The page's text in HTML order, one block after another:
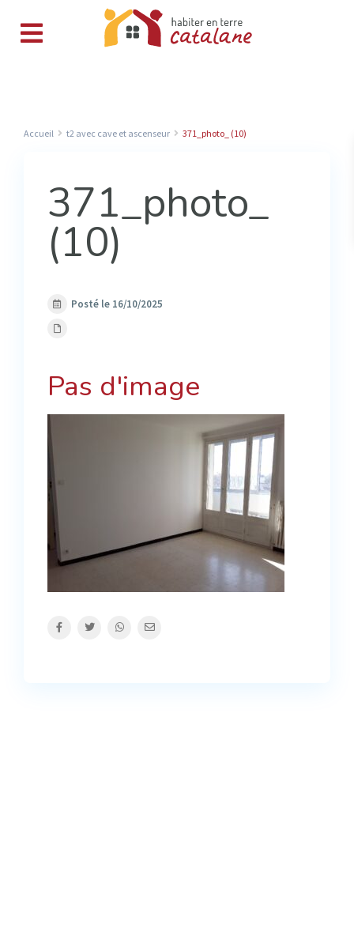
Accueil t2 avec cave et ascenseur 371_photo_ (10)
371_photo_
(10)
Posté le 16/10/2025
Pas d'image